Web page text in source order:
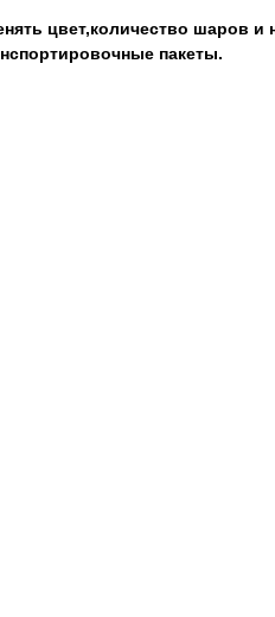
цвет,количество шаров и
пакеты.